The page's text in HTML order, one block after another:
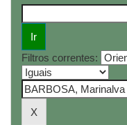
Filtros correntes: